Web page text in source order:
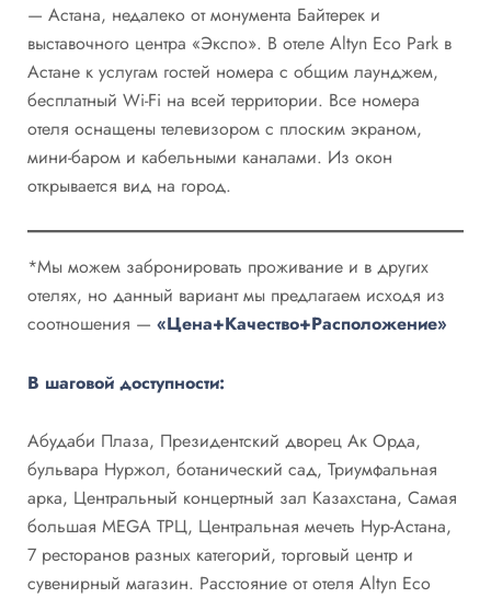
— Астана, недалеко от монумента Байтерек и
выставочного центра «Экспо». В отеле Altyn Eco Park в
Астане к услугам гостей номера с общим лаунджем,
бесплатный Wi-Fi на всей территории. Все номера
отеля оснащены телевизором с плоским экраном,
мини-баром и кабельными каналами. Из окон
открывается вид на город.
*Мы можем забронировать проживание и в других
отелях, но данный вариант мы предлагаем исходя из
соотношения — «Цена+Качество+Расположение»
В шаговой доступности:
Абудаби Плаза, Президентский дворец Ак Орда,
бульвара Нуржол, ботанический сад, Триумфальная
арка, Центральный концертный зал Казахстана, Самая
большая MEGA ТРЦ, Центральная мечеть Нур-Астана,
7 ресторанов разных категорий, торговый центр и
сувенирный магазин. Расстояние от отеля Altyn Eco